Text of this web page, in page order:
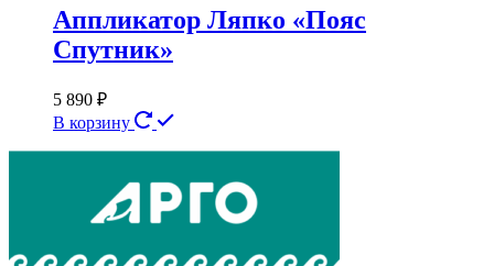
Аппликатор Ляпко «Пояс
Спутник»
5 890 ₽
В корзину